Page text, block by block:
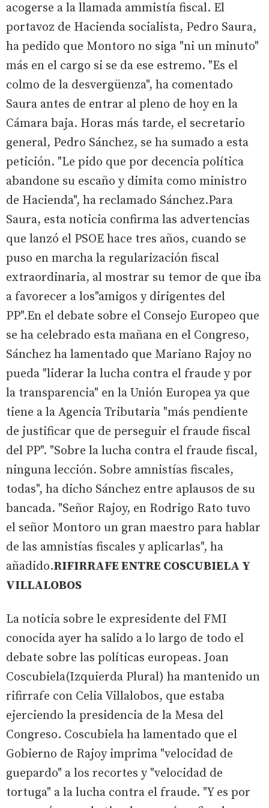
acogerse a la llamada ammistía fiscal. El
portavoz de Hacienda socialista, Pedro Saura,
ha pedido que Montoro no siga "ni un minuto"
más en el cargo si se da ese estremo. "Es el
colmo de la desvergüenza", ha comentado
Saura antes de entrar al pleno de hoy en la
Cámara baja. Horas más tarde, el secretario
general, Pedro Sánchez, se ha sumado a esta
petición. "Le pido que por decencia política
abandone su escaño y dimita como ministro
de Hacienda", ha reclamado Sánchez.Para
Saura, esta noticia confirma las advertencias
que lanzó el PSOE hace tres años, cuando se
puso en marcha la regularización fiscal
extraordinaria, al mostrar su temor de que iba
a favorecer a los"amigos y dirigentes del
PP".En el debate sobre el Consejo Europeo que
se ha celebrado esta mañana en el Congreso,
Sánchez ha lamentado que Mariano Rajoy no
pueda "liderar la lucha contra el fraude y por
la transparencia" en la Unión Europea ya que
tiene a la Agencia Tributaria "más pendiente
de justificar que de perseguir el fraude fiscal
del PP". "Sobre la lucha contra el fraude fiscal,
ninguna lección. Sobre amnistías fiscales,
todas", ha dicho Sánchez entre aplausos de su
bancada. "Señor Rajoy, en Rodrigo Rato tuvo
el señor Montoro un gran maestro para hablar
de las amnistías fiscales y aplicarlas", ha
añadido.RIFIRRAFE ENTRE COSCUBIELA Y
VILLALOBOS
La noticia sobre le expresidente del FMI
conocida ayer ha salido a lo largo de todo el
debate sobre las políticas europeas. Joan
Coscubiela(Izquierda Plural) ha mantenido un
rifirrafe con Celia Villalobos, que estaba
ejerciendo la presidencia de la Mesa del
Congreso. Coscubiela ha lamentado que el
Gobierno de Rajoy imprima "velocidad de
guepardo" a los recortes y "velocidad de
tortuga" a la lucha contra el fraude. "Y es por